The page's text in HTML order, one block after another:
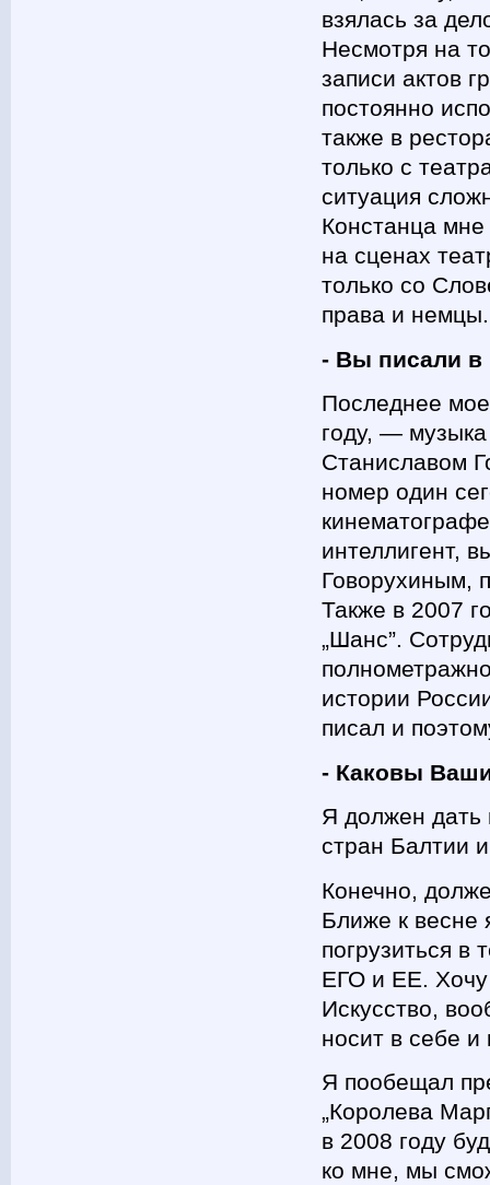
взялась за
Несмотря на
записи актов
постоянно
также в
только с
ситуация
Констанца мне
на сценах
только со
права и
- Вы писали в
Последнее
году, —
Станиславом
номер один
интеллигент,
Говорухиным,
Также в 2007
„Шанс”.
истории
писал и
- Каковы
Я должен дать
стран Балтии
Конечно,
Ближе к весне
погрузиться
ЕГО и ЕЕ.
Искусство,
носит в себе
Я пообещал
„Королева
в 2008 году
ко мне, мы